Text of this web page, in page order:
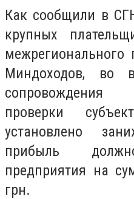
Как сообщили в
крупных
межрегионального
Миндоходов, во
проверки
установлено
прибыль
предприятия на
грн.